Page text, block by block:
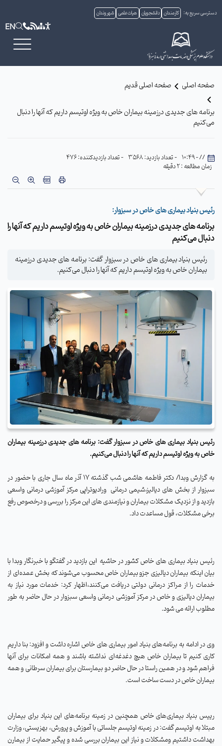
دسترسی سریع به: کارمندان دانشجویان هیات علمی شهروندان
EN
صفحه اصلی صفحه اصلی قدیم
برنامه های جدیدی درزمینه بیماران خاص به ویژه اوتیسم داریم که آنها را دنبال
می‌کنیم
// - 10:49 - تعداد بازدید: 3568
- تعداد بازدیدکننده: 476
زمان مطالعه : 2 دقیقه
رئیس بنیاد بیماری های خاص در سبزوار:
برنامه های جدیدی درزمینه بیماران خاص به ویژه اوتیسم داریم که آنها را
دنبال می‌کنیم
رئیس بنیاد بیماری های خاص در سبزوار گفت: برنامه های جدیدی درزمینه
بیماران خاص به ویژه اوتیسم داریم که آنها را دنبال می‌کنیم.
رئیس بنیاد بیماری های خاص در سبزوار گفت: برنامه های جدیدی درزمینه بیماران
خاص به ویژه اوتیسم داریم که آنها را دنبال می‌کنیم.
به گزارش وبدا/ دکتر فاطمه هاشمی شب گذشته 17 آذر ماه سال جاری با حضور در
سبزوار از بخش های دیالیز،شیمی درمانی ورادیوتراپی مرکز آموزشی درمانی واسعی
بازدیدو از نزدیک مشکلات بیماران و نیازمندی های این مرکز را بررسی و درخصوص رفع
برخی مشکلات، قول مساعدت داد.
رئیس بنیاد بیماری های خاص کشور در حاشیه این بازدید در گفتگو با خبرنگار وبدا با
بیان اینکه بیماران دیالیزی جزو بیماران خاص محسوب می‌شوند که بخش عمده‌ای از
خدمات را از مراکز درمانی دولتی دریافت می‌کنند،اظهار کرد: خدمات مورد نیاز به
بیماران دیالیزی و خاص در مرکز آموزشی درمانی واسعی سبزوار در حال حاضر به طور
مطلوب ارائه می شود.
وی در ادامه به برنامه‌های بنیاد امور بیماری های خاص اشاره داشت و افزود: بنا داریم
کاری کنیم تا بیماران خاص هیچ دغدغه‌ای نداشته باشند و همه امکانات برای آنها
فراهم شود و در همین راستا در حال حاضر دو بیمارستان برای بیماران سرطانی و همه
بیماران خاص در دست ساخت است.
رییس بنیاد بیماری‌های خاص همچنین در زمینه برنامه‌های این بنیاد برای بیماران
مبتلا به اوتیسم گفت: در زمینه اوتیسم جلساتی با آموزش‌ و پرورش، بهزیستی، وزارت
بهداشت داشتیم ومشکلات و نیاز این بیماران بررسی شده و پیگیر حمایت از بیمارن